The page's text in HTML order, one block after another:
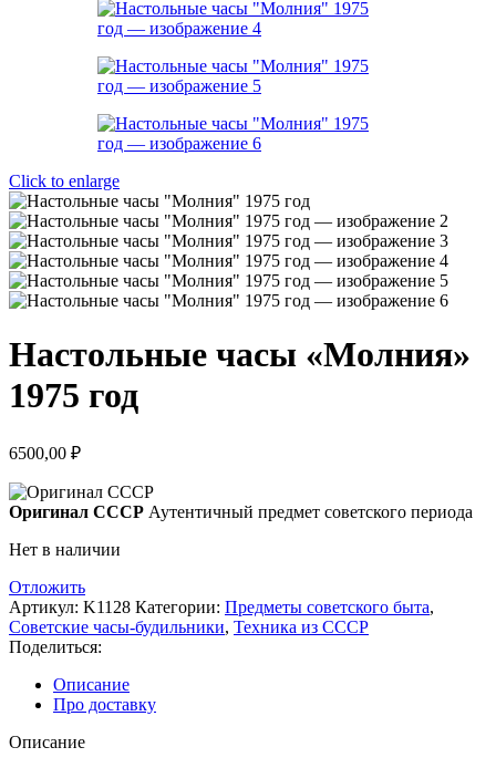
Click to enlarge
Настольные часы «Молния»
1975 год
6500,00 ₽
Оригинал СССР Аутентичный предмет советского периода
Нет в наличии
Отложить
Артикул: K1128 Категории: Предметы советского быта,
Советские часы-будильники, Техника из СССР
Поделиться:
Описание
Про доставку
Описание